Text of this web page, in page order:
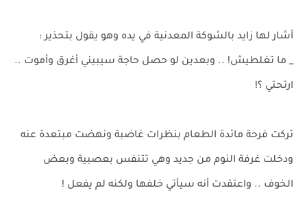
أشار لها زايد بالشوكة المعدنية في يده وهو يقول بتحذير :
_ ما تغلطيش! .. وبعدين لو حصل حاجة سيبيني أغرق وأموت ..
ارتحتي ؟!
تركت فرحة مائدة الطعام بنظرات غاضبة ونهضت مبتعدة عنه
ودخلت غرفة النوم من جديد وهي تتنفس بعصبية وبعض
الخوف .. واعتقدت أنه سيأتي خلفها ولكنه لم يفعل !